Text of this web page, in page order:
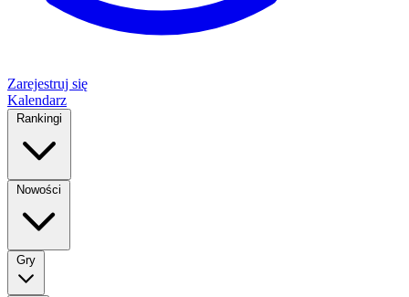
Zarejestruj się
Kalendarz
Rankingi
Nowości
Gry